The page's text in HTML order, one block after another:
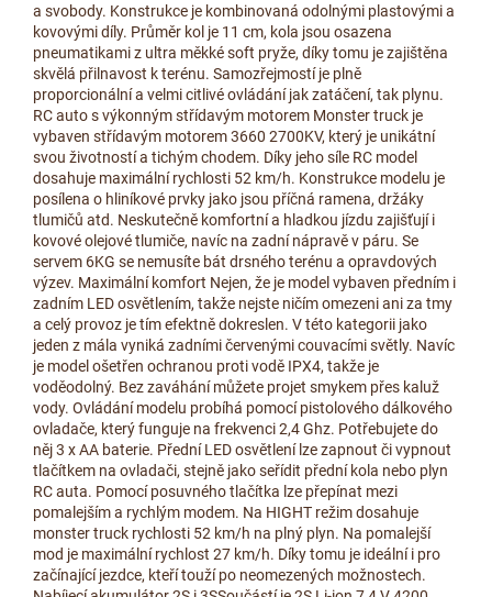
a svobody. Konstrukce je kombinovaná odolnými plastovými a
kovovými díly. Průměr kol je 11 cm, kola jsou osazena
pneumatikami z ultra měkké soft pryže, díky tomu je zajištěna
skvělá přilnavost k terénu. Samozřejmostí je plně
proporcionální a velmi citlivé ovládání jak zatáčení, tak plynu.
RC auto s výkonným střídavým motorem Monster truck je
vybaven střídavým motorem 3660 2700KV, který je unikátní
svou životností a tichým chodem. Díky jeho síle RC model
dosahuje maximální rychlosti 52 km/h. Konstrukce modelu je
posílena o hliníkové prvky jako jsou příčná ramena, držáky
tlumičů atd. Neskutečně komfortní a hladkou jízdu zajišťují i
kovové olejové tlumiče, navíc na zadní nápravě v páru. Se
servem 6KG se nemusíte bát drsného terénu a opravdových
výzev. Maximální komfort Nejen, že je model vybaven předním i
zadním LED osvětlením, takže nejste ničím omezeni ani za tmy
a celý provoz je tím efektně dokreslen. V této kategorii jako
jeden z mála vyniká zadními červenými couvacími světly. Navíc
je model ošetřen ochranou proti vodě IPX4, takže je
voděodolný. Bez zaváhání můžete projet smykem přes kaluž
vody. Ovládání modelu probíhá pomocí pistolového dálkového
ovladače, který funguje na frekvenci 2,4 Ghz. Potřebujete do
něj 3 x AA baterie. Přední LED osvětlení lze zapnout či vypnout
tlačítkem na ovladači, stejně jako seřídit přední kola nebo plyn
RC auta. Pomocí posuvného tlačítka lze přepínat mezi
pomalejším a rychlým modem. Na HIGHT režim dosahuje
monster truck rychlosti 52 km/h na plný plyn. Na pomalejší
mod je maximální rychlost 27 km/h. Díky tomu je ideální i pro
začínající jezdce, kteří touží po neomezených možnostech.